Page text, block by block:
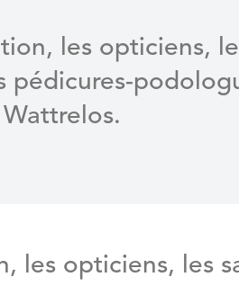
les opticiens,
les opticiens, les